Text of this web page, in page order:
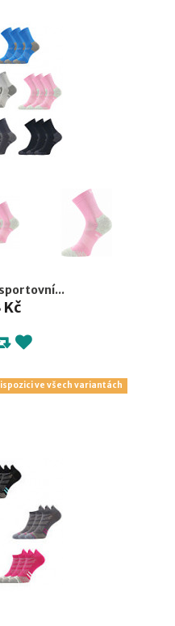
ve všech variantách